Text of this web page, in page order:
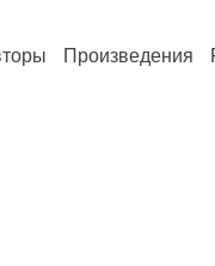
Произведения